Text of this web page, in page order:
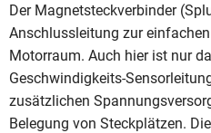
Der Magnetsteckverbinder
Anschlussleitung zur
Motorraum. Auch hier ist nur
Geschwindigkeits-
zusätzlichen
Belegung von Steckplätzen.